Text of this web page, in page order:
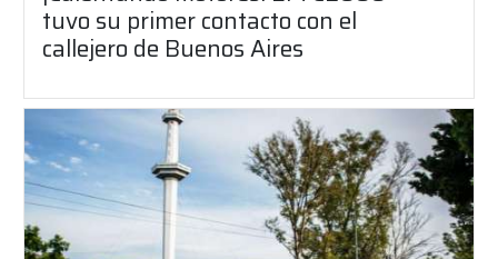
tuvo su primer contacto con el
callejero de Buenos Aires